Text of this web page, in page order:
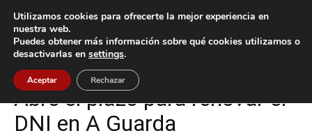
Inicio A Guarda
A Guarda
Abre el plazo para renovar el
DNI en A Guarda
Utilizamos cookies para ofrecerte la mejor experiencia en
nuestra web.
Puedes obtener más información sobre qué cookies utilizamos o
desactivarlas en settings.
Aceptar Rechazar